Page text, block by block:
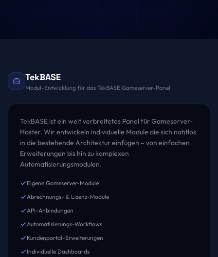
TekBASE
Modul-Entwicklung für das TekBASE Gameserver-Panel
TekBASE ist ein weit verbreitetes Panel für Gameserver-
Hoster. Wir entwickeln individuelle Module die sich nahtlos
in die bestehende Architektur einfügen – von einfachen
Erweiterungen bis hin zu komplexen
Automatisierungsmodulen.
Eigene Gameserver-Module
Abrechnungs- & Lizenz-Module
API-Anbindungen
Automatisierungs-Workflows
Kundenportal-Erweiterungen
Individuelle Dashboards